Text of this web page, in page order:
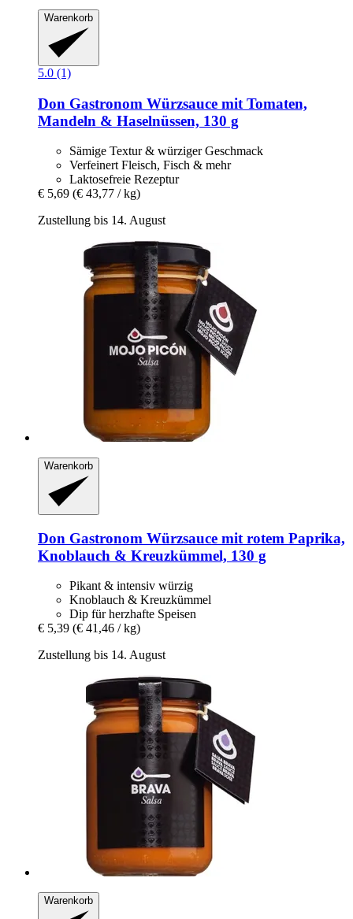
Warenkorb
5.0 (1)
Don Gastronom Würzsauce mit Tomaten,
Mandeln & Haselnüssen, 130 g
Sämige Textur & würziger Geschmack
Verfeinert Fleisch, Fisch & mehr
Laktosefreie Rezeptur
€ 5,69 (€ 43,77 / kg)
Zustellung bis 14. August
Warenkorb
Don Gastronom Würzsauce mit rotem Paprika,
Knoblauch & Kreuzkümmel, 130 g
Pikant & intensiv würzig
Knoblauch & Kreuzkümmel
Dip für herzhafte Speisen
€ 5,39 (€ 41,46 / kg)
Zustellung bis 14. August
Warenkorb